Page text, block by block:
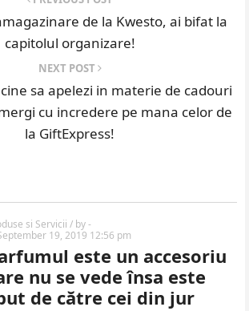
de la Kwesto, ai bifat la
capitolul organizare!
NEXT POST
sa apelezi in materie de cadouri
cu incredere pe mana celor de
la GiftExpress!
si Servicii / by-
19, 2019 12:56 pm
este un accesoriu
nu se vede însa este
de către cei din jur